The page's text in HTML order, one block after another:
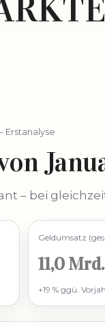
Erstanalyse
– bei
Geldumsatz
11,0
+19 % ggü.